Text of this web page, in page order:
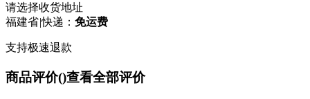
请选择收货地址
福建省|快递： 免运费
支持极速退款
商品评价()查看全部评价